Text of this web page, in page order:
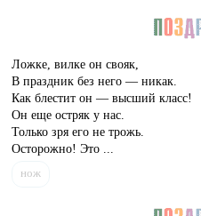
Ложке, вилке он свояк,
В праздник без него — никак.
Как блестит он — высший класс!
Он еще остряк у нас.
Только зря его не трожь.
Осторожно! Это ...
нож